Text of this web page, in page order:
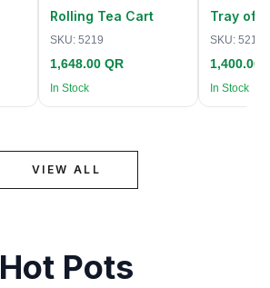
Rolling Tea Cart
SKU: 5219
1,648.00 QR
In Stock
Tray of
SKU: 5218
1,400.00
In Stock
VIEW ALL
Hot Pots